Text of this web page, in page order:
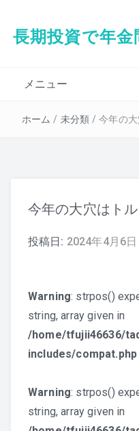
長期投資で年
メニュー
タダシの経歴
ホーム / 未分類 / 今年の
今年の大穴はト
投稿日: 2024年4月6日
Warning: strpos()
string, array given in
/home/tfujii46636/
includes/compat.php
Warning: strpos()
string, array given in